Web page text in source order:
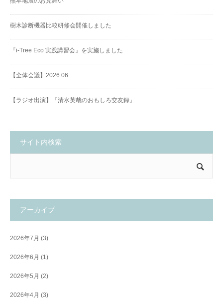
樹木診断機器比較研修会開催しました
『i-Tree Eco 実践講習会』を実施しました
【全体会議】2026.06
【ラジオ出演】『清水英哉のおもしろ交友録』
サイト内検索
アーカイブ
2026年7月 (3)
2026年6月 (1)
2026年5月 (2)
2026年4月 (3)